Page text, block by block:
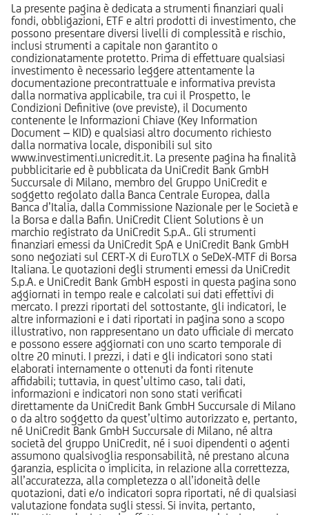
La presente pagina è dedicata a strumenti finanziari quali
fondi, obbligazioni, ETF e altri prodotti di investimento, che
possono presentare diversi livelli di complessità e rischio,
inclusi strumenti a capitale non garantito o
condizionatamente protetto. Prima di effettuare qualsiasi
investimento è necessario leggere attentamente la
documentazione precontrattuale e informativa prevista
dalla normativa applicabile, tra cui il Prospetto, le
Condizioni Definitive (ove previste), il Documento
contenente le Informazioni Chiave (Key Information
Document – KID) e qualsiasi altro documento richiesto
dalla normativa locale, disponibili sul sito
www.investimenti.unicredit.it. La presente pagina ha finalità
pubblicitarie ed è pubblicata da UniCredit Bank GmbH
Succursale di Milano, membro del Gruppo UniCredit e
soggetto regolato dalla Banca Centrale Europea, dalla
Banca d’Italia, dalla Commissione Nazionale per le Società e
la Borsa e dalla Bafin. UniCredit Client Solutions è un
marchio registrato da UniCredit S.p.A.. Gli strumenti
finanziari emessi da UniCredit SpA e UniCredit Bank GmbH
sono negoziati sul CERT-X di EuroTLX o SeDeX-MTF di Borsa
Italiana. Le quotazioni degli strumenti emessi da UniCredit
S.p.A. e UniCredit Bank GmbH esposti in questa pagina sono
aggiornati in tempo reale e calcolati sui dati effettivi di
mercato. I prezzi riportati del sottostante, gli indicatori, le
altre informazioni e i dati riportati in pagina sono a scopo
illustrativo, non rappresentano un dato ufficiale di mercato
e possono essere aggiornati con uno scarto temporale di
oltre 20 minuti. I prezzi, i dati e gli indicatori sono stati
elaborati internamente o ottenuti da fonti ritenute
affidabili; tuttavia, in quest’ultimo caso, tali dati,
informazioni e indicatori non sono stati verificati
direttamente da UniCredit Bank GmbH Succursale di Milano
o da altro soggetto da quest’ultimo autorizzato e, pertanto,
né UniCredit Bank GmbH Succursale di Milano, né altra
società del gruppo UniCredit, né i suoi dipendenti o agenti
assumono qualsivoglia responsabilità, né prestano alcuna
garanzia, esplicita o implicita, in relazione alla correttezza,
all’accuratezza, alla completezza o all’idoneità delle
quotazioni, dati e/o indicatori sopra riportati, né di qualsiasi
valutazione fondata sugli stessi. Si invita, pertanto,